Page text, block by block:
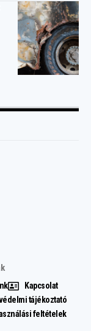
Kapcsolat
tájékoztató
feltételek